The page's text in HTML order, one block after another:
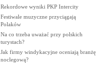
Rekordowe wyniki PKP Intercity
Festiwale muzyczne przyciągają
Polaków
Na co trzeba uważać przy polskich
turystach?
Jak firmy windykacyjne oceniają branżę
noclegową?